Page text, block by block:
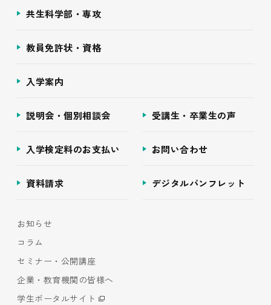
共生科学部・専攻
教員免許状・資格
入学案内
説明会・個別相談会 受講生・卒業生の声
入学検定料のお支払い お問い合わせ
資料請求 デジタルパンフレット
お知らせ
コラム
セミナー・公開講座
企業・教育機関の皆様へ
学生ポータルサイト